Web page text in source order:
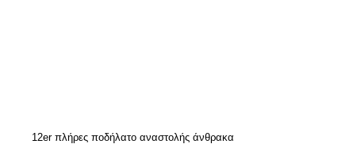
12er πλήρες ποδήλατο αναστολής άνθρακα